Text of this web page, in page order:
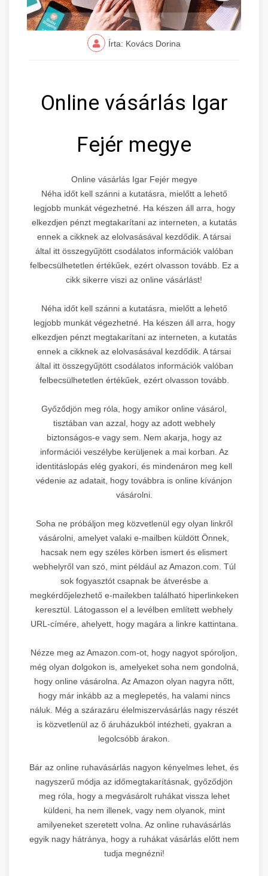
Írta: Kovács Dorina
Online vásárlás Igar
Fejér megye
Online vásárlás Igar Fejér megye
Néha időt kell szánni a kutatásra, mielőtt a lehető
legjobb munkát végezhetné. Ha készen áll arra, hogy
elkezdjen pénzt megtakarítani az interneten, a kutatás
ennek a cikknek az elolvasásával kezdődik. A társai
által itt összegyűjtött csodálatos információk valóban
felbecsülhetetlen értékűek, ezért olvasson tovább. Ez a
cikk sikerre viszi az online vásárlást!
Néha időt kell szánni a kutatásra, mielőtt a lehető
legjobb munkát végezhetné. Ha készen áll arra, hogy
elkezdjen pénzt megtakarítani az interneten, a kutatás
ennek a cikknek az elolvasásával kezdődik. A társai
által itt összegyűjtött csodálatos információk valóban
felbecsülhetetlen értékűek, ezért olvasson tovább.
Győződjön meg róla, hogy amikor online vásárol,
tisztában van azzal, hogy az adott webhely
biztonságos-e vagy sem. Nem akarja, hogy az
információi veszélybe kerüljenek a mai korban. Az
identitáslopás elég gyakori, és mindenáron meg kell
védenie az adatait, hogy továbbra is online kívánjon
vásárolni.
Soha ne próbáljon meg közvetlenül egy olyan linkről
vásárolni, amelyet valaki e-mailben küldött Önnek,
hacsak nem egy széles körben ismert és elismert
webhelyről van szó, mint például az Amazon.com. Túl
sok fogyasztót csapnak be átverésbe a
megkérdőjelezhető e-mailekben található hiperlinkeken
keresztül. Látogasson el a levélben említett webhely
URL-címére, ahelyett, hogy magára a linkre kattintana.
Nézze meg az Amazon.com-ot, hogy nagyot spóroljon,
még olyan dolgokon is, amelyeket soha nem gondolná,
hogy online vásárolna. Az Amazon olyan nagyra nőtt,
hogy már inkább az a meglepetés, ha valami nincs
náluk. Még a szárazáru élelmiszervásárlás nagy részét
is közvetlenül az ő áruházukból intézheti, gyakran a
legolcsóbb árakon.
Bár az online ruhavásárlás nagyon kényelmes lehet, és
nagyszerű módja az időmegtakarításnak, győződjön
meg róla, hogy a megvásárolt ruhákat vissza lehet
küldeni, ha nem illenek, vagy nem olyanok, mint
amilyeneket szeretett volna. Az online ruhavásárlás
egyik nagy hátránya, hogy a ruhákat vásárlás előtt nem
tudja megnézni!